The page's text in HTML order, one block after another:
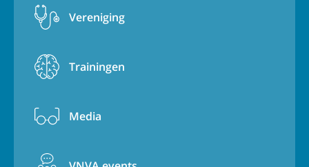
Vereniging
Trainingen
Media